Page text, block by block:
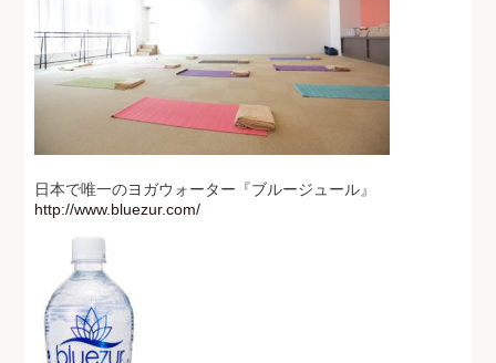
日本で唯一のヨガウォーター『ブルージュール』
http://www.bluezur.com/